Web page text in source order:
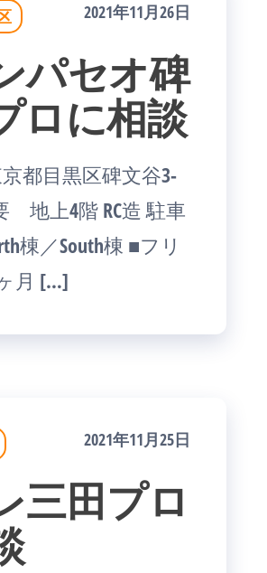
2021年11月26日
パセオ碑
ロに相談
目黒区碑文谷3-
地上4階 RC造 駐車
／South棟 ■フリ
月 […]
2021年11月25日
三田プロ